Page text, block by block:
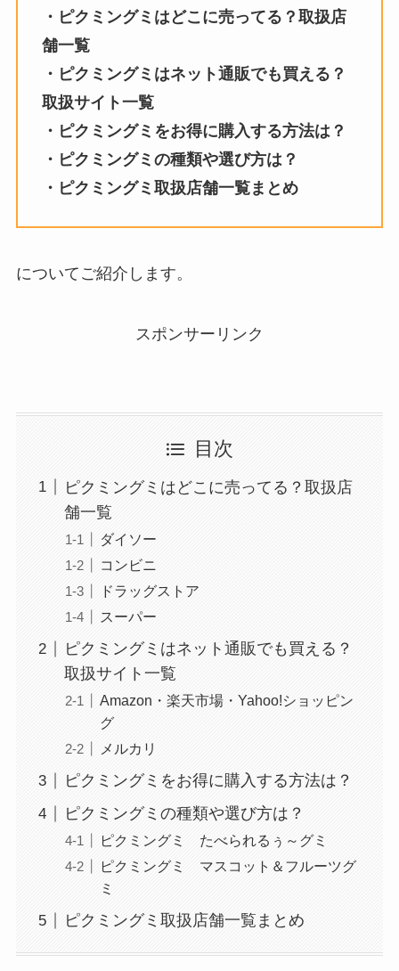
・ピクミングミはどこに売ってる？取扱店
舗一覧
・ ピクミングミ はネット通販でも買える？
取扱サイト一覧
・ ピクミングミ をお得に購入する方法は？
・ ピクミングミ の種類や選び方は？
・ ピクミングミ取扱店舗一覧まとめ
についてご紹介します。
スポンサーリンク
目次
ピクミングミはどこに売ってる？取扱店
舗一覧
ダイソー
コンビニ
ドラッグストア
スーパー
ピクミングミはネット通販でも買える？
取扱サイト一覧
Amazon・楽天市場・Yahoo!ショッピン
グ
メルカリ
ピクミングミをお得に購入する方法は？
ピクミングミの種類や選び方は？
ピクミングミ たべられるぅ～グミ
ピクミングミ マスコット＆フルーツグ
ミ
ピクミングミ取扱店舗一覧まとめ